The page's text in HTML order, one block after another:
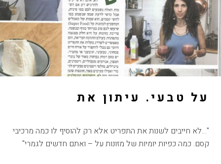
על טבעי. עיתון את
"…לא חייבים לשנות את התפריט אלא רק להוסיף לו כמה מרכיבי
קסם. כמה כפיות יומיות של מזונות על – ואתם חדשים לגמרי"